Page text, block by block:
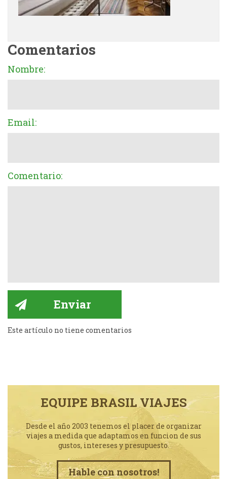
Comentarios
Nombre:
Email:
Comentario:
Este artículo no tiene comentarios
EQUIPE BRASIL VIAJES
Desde el año 2003 tenemos el placer de organizar
viajes a medida que adaptamos en funcion de sus
gustos, intereses y presupuesto.
Hable con nosotros!